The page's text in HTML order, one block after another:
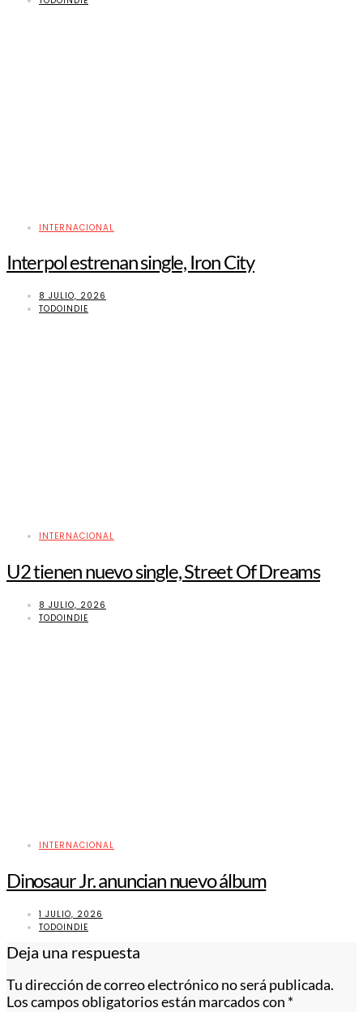
INTERNACIONAL
Interpol estrenan single, Iron City
8 JULIO, 2026
TODOINDIE
INTERNACIONAL
U2 tienen nuevo single, Street Of Dreams
8 JULIO, 2026
TODOINDIE
INTERNACIONAL
Dinosaur Jr. anuncian nuevo álbum
1 JULIO, 2026
TODOINDIE
Deja una respuesta
Tu dirección de correo electrónico no será publicada.
Los campos obligatorios están marcados con *